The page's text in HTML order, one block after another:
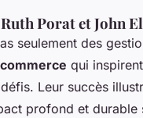
Porat et John
seulement des
qui
Leur succès
profond et durable